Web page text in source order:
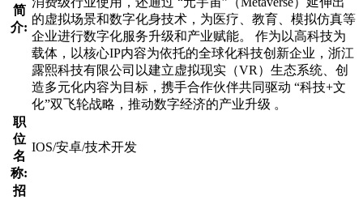
简
介:
的虚拟场景和数字化身技术，为医疗、教育、模拟仿真等
企业进行数字化服务升级和产业赋能。 作为以高科技为
载体，以核心IP内容为依托的全球化科技创新企业，浙江
露熙科技有限公司以建立虚拟现实（VR）生态系统、创
造多元化内容为目标，携手合作伙伴共同驱动 “科技+文
化”双飞轮战略，推动数字经济的产业升级 。
职
位
名
称:
IOS/安卓/技术开发
招